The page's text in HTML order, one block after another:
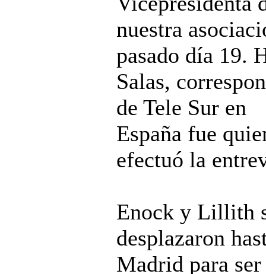
nuestra
pasado día 19.
Salas,
de Tele Sur en
España fue
efectuó la
Enock y Lillith
desplazaron
Madrid para ser